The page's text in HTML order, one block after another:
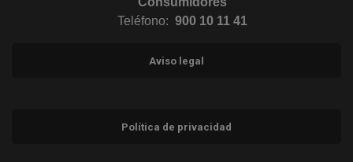
Teléfono: 900 10 11 41
Aviso legal
Política de privacidad